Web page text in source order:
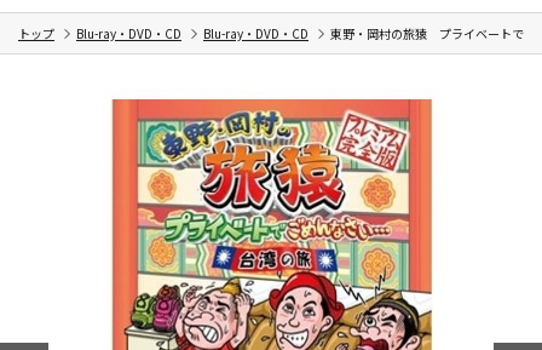
トップ Blu-ray・DVD・CD Blu-ray・DVD・CD 東野・岡村の旅猿 プライベートで